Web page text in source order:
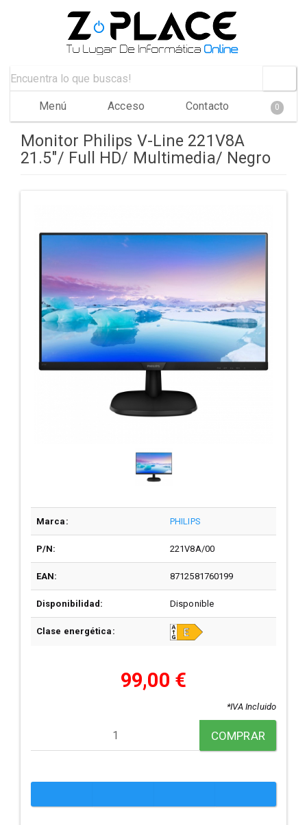
Menú Acceso Contacto 0
Monitor Philips V-Line 221V8A
21.5"/ Full HD/ Multimedia/ Negro
Marca: PHILIPS
P/N: 221V8A/00
EAN: 8712581760199
Disponibilidad: Disponible
Clase energética:
99,00 €
*IVA Incluido
COMPRAR